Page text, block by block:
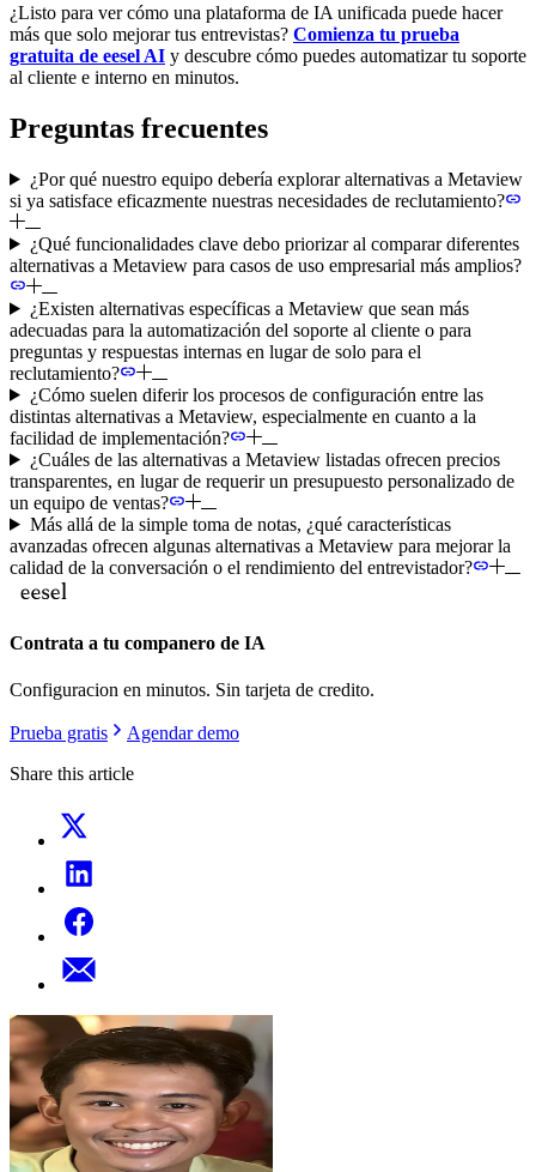
¿Listo para ver cómo una plataforma de IA unificada puede hacer
más que solo mejorar tus entrevistas? Comienza tu prueba
gratuita de eesel AI y descubre cómo puedes automatizar tu soporte
al cliente e interno en minutos.
Preguntas frecuentes
¿Por qué nuestro equipo debería explorar alternativas a Metaview
si ya satisface eficazmente nuestras necesidades de reclutamiento?
¿Qué funcionalidades clave debo priorizar al comparar diferentes
alternativas a Metaview para casos de uso empresarial más amplios?
¿Existen alternativas específicas a Metaview que sean más
adecuadas para la automatización del soporte al cliente o para
preguntas y respuestas internas en lugar de solo para el
reclutamiento?
¿Cómo suelen diferir los procesos de configuración entre las
distintas alternativas a Metaview, especialmente en cuanto a la
facilidad de implementación?
¿Cuáles de las alternativas a Metaview listadas ofrecen precios
transparentes, en lugar de requerir un presupuesto personalizado de
un equipo de ventas?
Más allá de la simple toma de notas, ¿qué características
avanzadas ofrecen algunas alternativas a Metaview para mejorar la
calidad de la conversación o el rendimiento del entrevistador?
Contrata a tu companero de IA
Configuracion en minutos. Sin tarjeta de credito.
Prueba gratis
Agendar demo
Share this article